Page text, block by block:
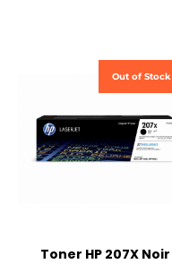
Out of Stock
Toner HP 207X Noir